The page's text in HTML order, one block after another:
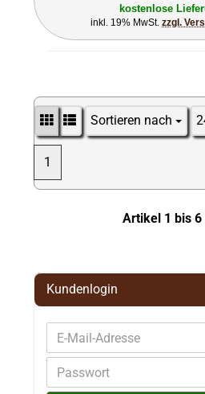
kostenlose
inkl. 19% MwSt. zzgl.
Sortieren nach
Sortieren nach
1
Artikel 1 bis 6
Kundenlogin